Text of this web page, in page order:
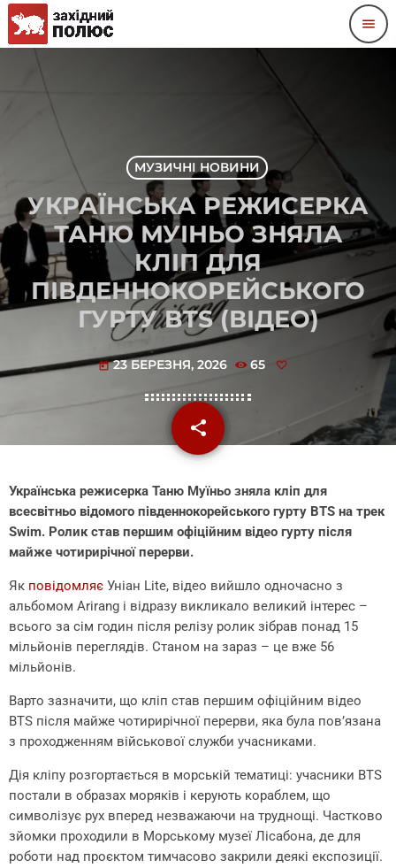
menu
МУЗИЧНІ НОВИНИ
УКРАЇНСЬКА РЕЖИСЕРКА
ТАНЮ МУІНЬО ЗНЯЛА
КЛІП ДЛЯ
ПІВДЕННОКОРЕЙСЬКОГО
ГУРТУ BTS (ВІДЕО)
today 23 БЕРЕЗНЯ, 2026 65
share
email
Українська режисерка Таню Муїньо зняла кліп для
всесвітньо відомого південнокорейського гурту BTS на трек
Swim. Ролик став першим офіційним відео гурту після
майже чотирирічної перерви.
Як повідомляє Уніан Lite, відео вийшло одночасно з
альбомом Arirang і відразу викликало великий інтерес –
всього за сім годин після релізу ролик зібрав понад 15
мільйонів переглядів. Станом на зараз – це вже 56
мільйонів.
Варто зазначити, що кліп став першим офіційним відео
BTS після майже чотирирічної перерви, яка була пов’язана
з проходженням військової служби учасниками.
Дія кліпу розгортається в морській тематиці: учасники BTS
постали в образах моряків і керують кораблем, що
символізує рух вперед незважаючи на труднощі. Частково
зйомки проходили в Морському музеї Лісабона, де для
роботи над проєктом тимчасово закрили деякі експозиції.